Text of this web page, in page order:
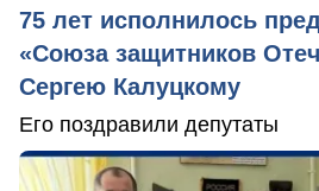
75 лет исполнилось
«Союза защитников
Сергею Калуцкому
Его поздравили депутаты